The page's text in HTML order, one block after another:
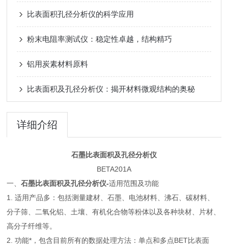
比表面积孔径分析仪的科学应用
粉末电阻率测试仪：稳定性卓越，结构精巧
铝用炭素材料原料
比表面积及孔径分析仪：揭开材料微观结构的奥秘
详细介绍
石墨比表面积及孔径分析仪
BETA201A
一、石墨比表面积及孔径分析仪-适用范围及功能
1. 适用产品多：包括测量建材、石墨、电池材料、沸石、碳材料、
分子筛、二氧化铝、土壤、有机化合物等粉体以及各种块材、片材、
高分子纤维等。
2. 功能*，包含目前所有的数据处理方法：单点和多点BET比表面